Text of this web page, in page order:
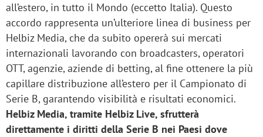
all’estero, in tutto il Mondo (eccetto Italia). Questo
accordo rappresenta un’ulteriore linea di business per
Helbiz Media, che da subito opererà sui mercati
internazionali lavorando con broadcasters, operatori
OTT, agenzie, aziende di betting, al fine ottenere la più
capillare distribuzione all’estero per il Campionato di
Serie B, garantendo visibilità e risultati economici.
Helbiz Media, tramite Helbiz Live, sfrutterà
direttamente i diritti della Serie B nei Paesi dove